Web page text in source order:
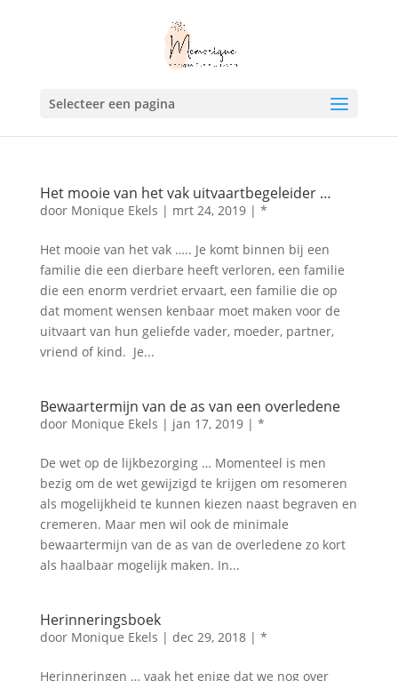
Selecteer een pagina
Het mooie van het vak uitvaartbegeleider …
door Monique Ekels | mrt 24, 2019| *
Het mooie van het vak ….. Je komt binnen bij een
familie die een dierbare heeft verloren, een familie
die een enorm verdriet ervaart, een familie die op
dat moment wensen kenbaar moet maken voor de
uitvaart van hun geliefde vader, moeder, partner,
vriend of kind. Je...
Bewaartermijn van de as van een overledene
door Monique Ekels | jan 17, 2019| *
De wet op de lijkbezorging … Momenteel is men
bezig om de wet gewijzigd te krijgen om resomeren
als mogelijkheid te kunnen kiezen naast begraven en
cremeren. Maar men wil ook de minimale
bewaartermijn van de as van de overledene zo kort
als haalbaar mogelijk maken. In...
Herinneringsboek
door Monique Ekels | dec 29, 2018| *
Herinneringen … vaak het enige dat we nog over